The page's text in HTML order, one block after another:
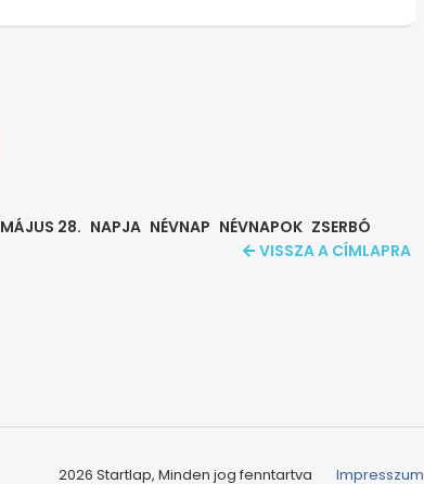
MÁJUS 28. NAPJA NÉVNAP NÉVNAPOK ZSERBÓ
VISSZA A CÍMLAPRA
Impresszum
2026 Startlap, Minden jog fenntartva